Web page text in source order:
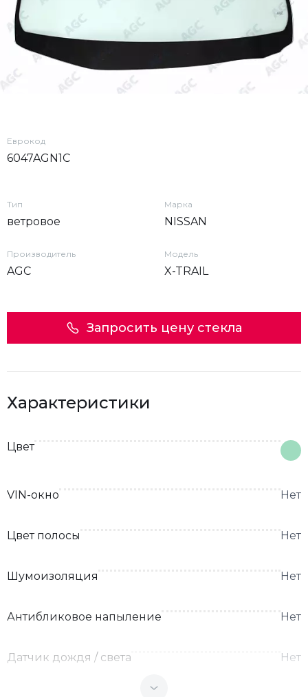
Еврокод
6047AGN1C
Тип
ветровое
Марка
NISSAN
Производитель
AGC
Модель
X-TRAIL
Запросить цену стекла
Характеристики
Цвет
VIN-окно Нет
Цвет полосы Нет
Шумоизоляция Нет
Антибликовое напыление Нет
Датчик дождя / света Нет